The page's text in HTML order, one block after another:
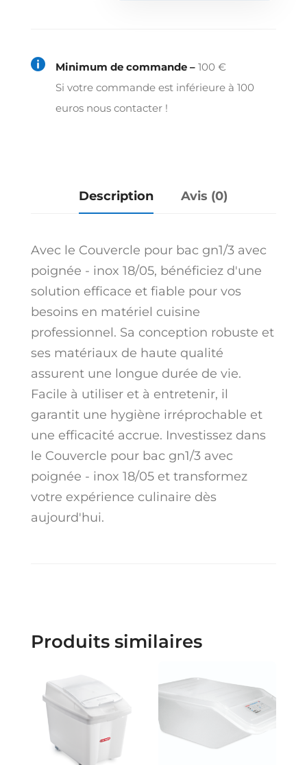
gn1/3
avec
poignée
 Minimum de commande – 100 €
Si votre commande est inférieure à 100
euros nous contacter !
Description Avis (0)
Avec le Couvercle pour bac gn1/3 avec
poignée - inox 18/05, bénéficiez d'une
solution efficace et fiable pour vos
besoins en matériel cuisine
professionnel. Sa conception robuste et
ses matériaux de haute qualité
assurent une longue durée de vie.
Facile à utiliser et à entretenir, il
garantit une hygiène irréprochable et
une efficacité accrue. Investissez dans
le Couvercle pour bac gn1/3 avec
poignée - inox 18/05 et transformez
votre expérience culinaire dès
aujourd'hui.
Produits similaires